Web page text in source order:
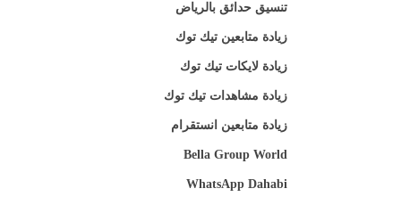
تنسيق حدائق بالرياض
زيادة متابعين تيك توك
زيادة لايكات تيك توك
زيادة مشاهدات تيك توك
زيادة متابعين انستقرام
Bella Group World
WhatsApp Dahabi